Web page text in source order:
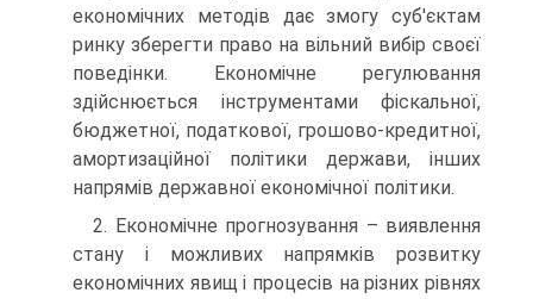
економічних методів дає змогу суб'єктам
ринку зберегти право на вільний вибір своєї
поведінки. Економічне регулювання
здійснюється інструментами фіскальної,
бюджетної, податкової, грошово-кредитної,
амортизаційної політики держави, інших
напрямів державної економічної політики.
2. Економічне прогнозування – виявлення
стану і можливих напрямків розвитку
економічних явищ і процесів на різних рівнях